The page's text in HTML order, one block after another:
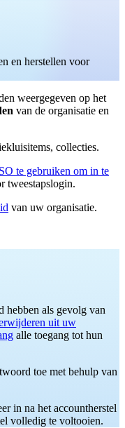
en herstellen voor
weergegeven op het
van de organisatie en
collecties.
te gebruiken om in te
tweestapslogin.
van uw organisatie.
hebben als gevolg van
uit uw
alle toegang tot hun
toe met behulp van
in na het accountherstel
volledig te voltooien.